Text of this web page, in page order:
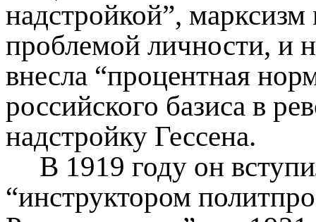
надстройкой”, марксизм
проблемой личности, и
внесла “процентная
российского базиса в
надстройку Гессена.
В 1919 году он
“инструктором